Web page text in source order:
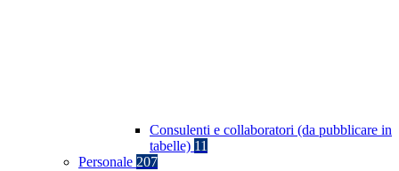
Consulenti e collaboratori (da pubblicare in
tabelle) 11
Personale 207